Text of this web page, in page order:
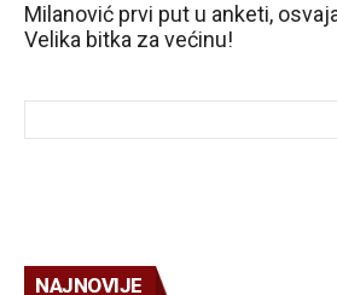
Milanović prvi put u anketi,
Velika bitka za većinu!
NAJNOVIJE